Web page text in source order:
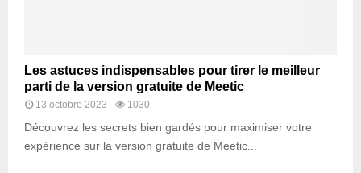
Les astuces indispensables pour tirer le meilleur
parti de la version gratuite de Meetic
13 octobre 2023 1030
Découvrez les secrets bien gardés pour maximiser votre
expérience sur la version gratuite de Meetic...